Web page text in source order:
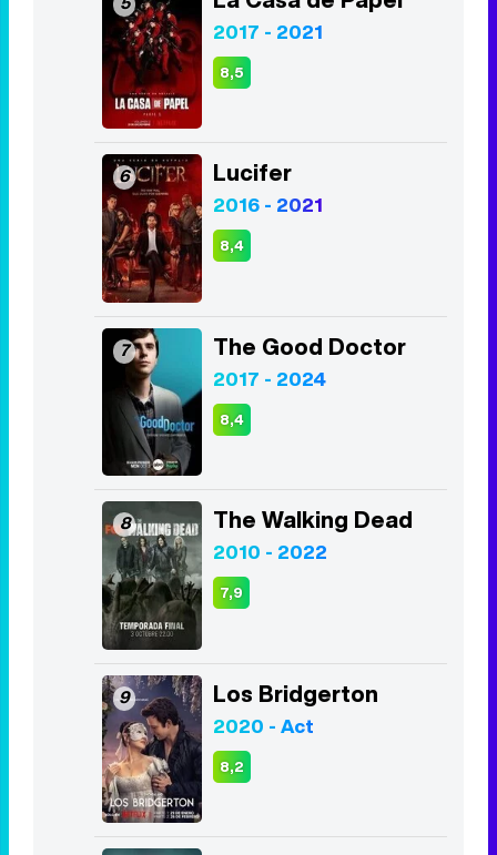
4 Juego de Tronos
8,2
5 La Casa de Papel
8,5
6 Lucifer
8,4
7 The Good Doctor
8,4
8 The Walking Dead
7,9